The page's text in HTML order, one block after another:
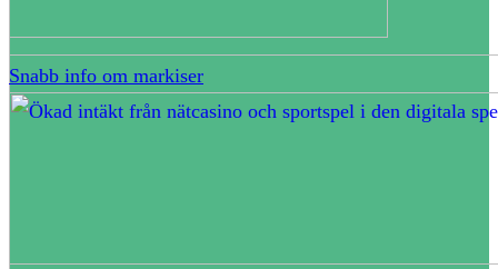
Snabb info om markiser